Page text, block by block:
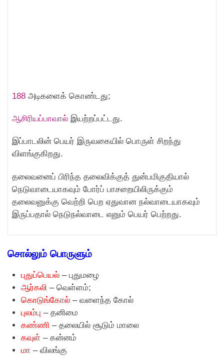
188 அடிகளைக் கொண்டது;
ஆசிரியப்பாவால் இயற்றப்பட்டது.
இப்பாடலின் பெயர் இருவகையில் பொருள் சிறந்து
விளங்குகிறது.
தலைவனைப் பிரிந்த தலைவிக்குத் துன்பமிகுதியால்
நெடுவாடையாகவும் போர்ப் பாசறையிலிருக்கும்
தலைவனுக்கு வெற்றி பெற ஏதுவான நல்வாடையாகவும்
இருப்பதால் நெடுநல்வாடை எனும் பெயர் பெற்றது.
சொல்லும் பொருளும்
புதுப்பெயல் – புதுமழை
ஆர்கலி – வெள்ளம்;
கொடுங்கோல் – வளைந்த கோல்
புலம்பு – தனிமை
கண்ணி – தலையில் சூடும் மாலை
கவுள் – கன்னம்
மா – விலங்கு